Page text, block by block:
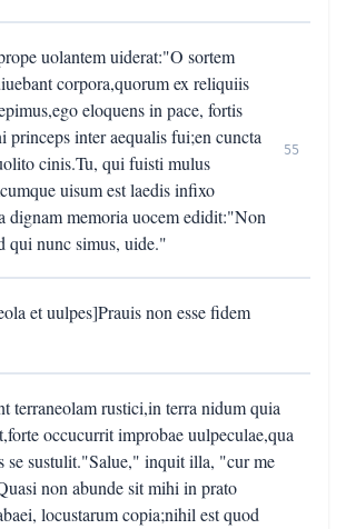
uolantem uiderat:"O sortem
corpora,quorum ex reliquiis
eloquens in pace, fortis
princeps inter aequalis fui;en cuncta
cinis.Tu, qui fuisti mulus
uisum est laedis infixo
dignam memoria uocem edidit:"Non
qui nunc simus, uide."
55
et uulpes]Prauis non esse fidem
terraneolam rustici,in terra nidum quia
occucurrit improbae uulpeculae,qua
se sustulit."Salue," inquit illa, "cur me
non abunde sit mihi in prato
locustarum copia;nihil est quod